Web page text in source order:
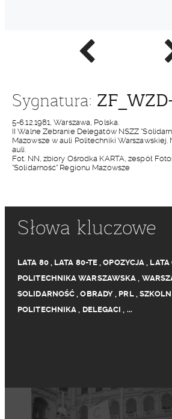
Poprzednie
zdjęcie
Sygnatura:
5-6.12.1981, Warszawa, Polska.
II Walne Zebranie Delegatów NSZZ
Mazowsze w auli Politechniki
auli.
Fot. NN, zbiory Ośrodka KARTA, zespół
"Solidarność" Regionu Mazowsze
Słowa kluczowe
LATA 80, LATA 80-TE ,OPOZYCJA , LATA
POLITECHNIKA WARSZAWSKA ,
SOLIDARNOŚĆ ,OBRADY , PRL,
POLITECHNIKA , DELEGACI , ...